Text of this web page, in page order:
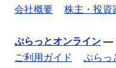
会社概要
株主・投資
ぷらっとオンライン —
ご利用ガイド
ぷらっ